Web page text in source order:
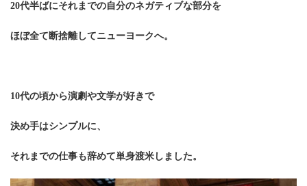
20代半ばにそれまでの自分のネガティブな部分を
ほぼ全て断捨離してニューヨークへ。
10代の頃から演劇や文学が好きで
決め手はシンプルに、
それまでの仕事も辞めて単身渡米しました。